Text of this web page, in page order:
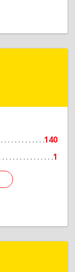
140
1
Подробнее